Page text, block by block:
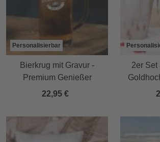
Personalisierbar
Bierkrug mit Gravur -
Premium Genießer
22,95 €
2er Set